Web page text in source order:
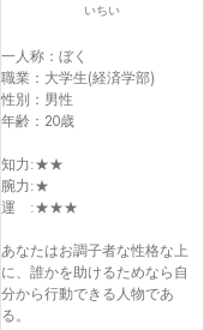
いちい
一人称：ぼく
職業：大学生(経済学部)
性別：男性
年齢：20歳
知力:★★
腕力:★
運　:★★★
あなたはお調子者な性格な上
に、誰かを助けるためなら自
分から行動できる人物であ
る。